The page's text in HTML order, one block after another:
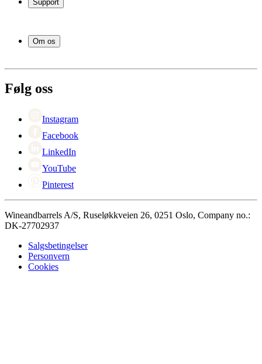
Vinmøbler
Support
Service
Betaling
Retur
Om os
Karriere
Black Friday
Cyber Monday
Følg oss
Instagram
Facebook
LinkedIn
YouTube
Pinterest
Wineandbarrels A/S, Ruseløkkveien 26, 0251 Oslo, Company no.:
DK-27702937
Salgsbetingelser
Personvern
Cookies